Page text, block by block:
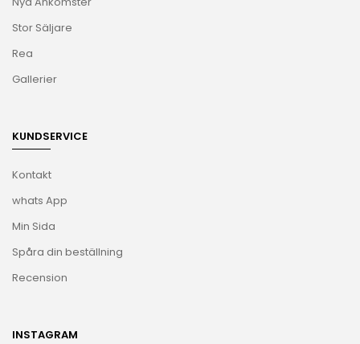
Stor Säljare
Rea
Gallerier
KUNDSERVICE
Kontakt
whats App
Min Sida
Spåra din beställning
Recension
INSTAGRAM